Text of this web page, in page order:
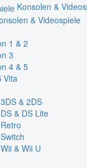
Konsolen &
& Videospiele
1 & 2
3
4 & 5
Vita
& 2DS
& DS Lite
& Wii U